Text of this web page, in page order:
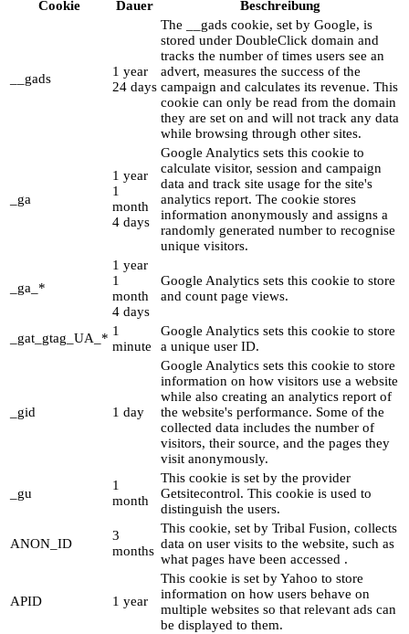
Cookie Dauer Beschreibung
__gads
1 year
24 days
The __gads cookie, set by Google, is
stored under DoubleClick domain and
tracks the number of times users see an
advert, measures the success of the
campaign and calculates its revenue. This
cookie can only be read from the domain
they are set on and will not track any data
while browsing through other sites.
_ga
1 year
1
month
4 days
Google Analytics sets this cookie to
calculate visitor, session and campaign
data and track site usage for the site's
analytics report. The cookie stores
information anonymously and assigns a
randomly generated number to recognise
unique visitors.
_ga_*
1 year
1
month
4 days
Google Analytics sets this cookie to store
and count page views.
_gat_gtag_UA_* 1
minute
Google Analytics sets this cookie to store
a unique user ID.
_gid 1 day
Google Analytics sets this cookie to store
information on how visitors use a website
while also creating an analytics report of
the website's performance. Some of the
collected data includes the number of
visitors, their source, and the pages they
visit anonymously.
_gu
1
month
This cookie is set by the provider
Getsitecontrol. This cookie is used to
distinguish the users.
ANON_ID
3
months
This cookie, set by Tribal Fusion, collects
data on user visits to the website, such as
what pages have been accessed .
APID 1 year
This cookie is set by Yahoo to store
information on how users behave on
multiple websites so that relevant ads can
be displayed to them.